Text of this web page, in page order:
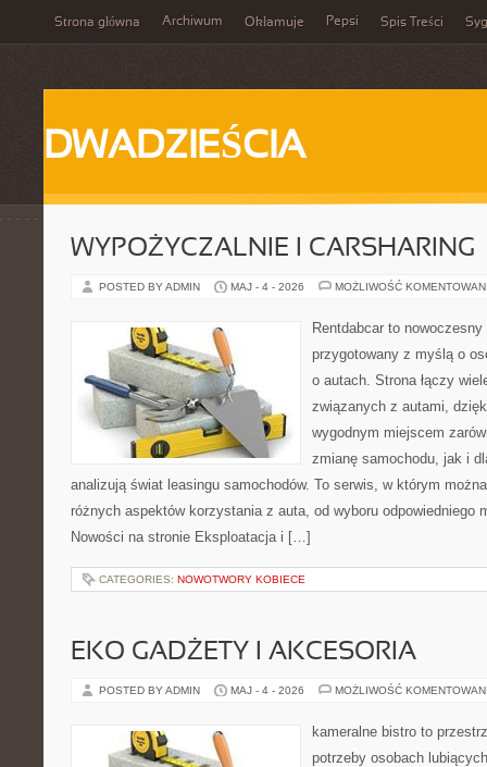
Strona główna Archiwum Okłamuje Pepsi Spis Treści
DWADZIEŚCIA
WYPOŻYCZALNIE I CARSHARING
POSTED BY ADMIN MAJ - 4 - 2026 MOŻLIWOŚĆ
Rentdabcar to
przygotowany z myślą o
o autach. Strona łączy
związanych z autami,
wygodnym miejscem
zmianę samochodu, jak i
analizują świat leasingu samochodów. To serwis, w którym
różnych aspektów korzystania z auta, od wyboru odpowiedniego
Nowości na stronie Eksploatacja i […]
CATEGORIES: NOWOTWORY KOBIECE
EKO GADŻETY I AKCESORIA
POSTED BY ADMIN MAJ - 4 - 2026 MOŻLIWOŚĆ
kameralne bistro to
potrzeby osobach